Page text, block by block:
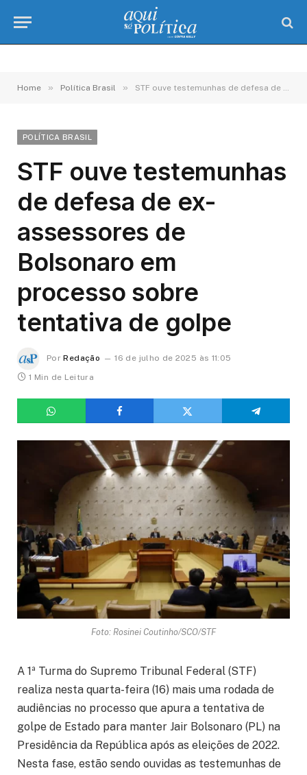
Home » Política Brasil » STF ouve testemunhas de defesa de ex-assessores de Bolsonaro em processo sobre tentativa de golpe
POLÍTICA BRASIL
STF ouve testemunhas
de defesa de ex-
assessores de
Bolsonaro em
processo sobre
tentativa de golpe
Por Redação
16 de julho de 2025 às 11:05
1 Min de Leitura
Foto: Rosinei Coutinho/SCO/STF
A 1ª Turma do Supremo Tribunal Federal (STF)
realiza nesta quarta-feira (16) mais uma rodada de
audiências no processo que apura a tentativa de
golpe de Estado para manter Jair Bolsonaro (PL) na
Presidência da República após as eleições de 2022.
Nesta fase, estão sendo ouvidas as testemunhas de